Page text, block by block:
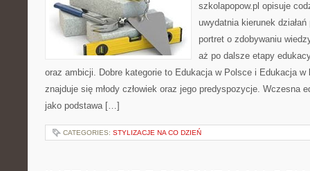
szkolapopow.pl opisuje
uwydatnia kierunek
portret o zdobywaniu
aż po dalsze etapy
oraz ambicji. Dobre kategorie to Edukacja w Polsce i Edukacja w
znajduje się młody człowiek oraz jego predyspozycje. Wczesna
jako podstawa […]
CATEGORIES: STYLIZACJE NA CO DZIEŃ